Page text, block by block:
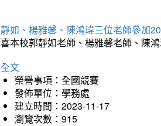
如、楊雅馨、陳鴻瑋三位老師參加
本校郭靜如老師、楊雅馨老師、陳
文
榮譽事項：全國競賽
發佈單位：學務處
建立時間：2023-11-17
瀏覽次數：915